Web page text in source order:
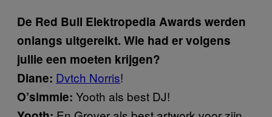
De Red Bull Elektropedia Awards werden
onlangs uitgereikt. Wie had er volgens
jullie een moeten krijgen?
Diane: Dvtch Norris!
O’simmie: Yooth als best DJ!